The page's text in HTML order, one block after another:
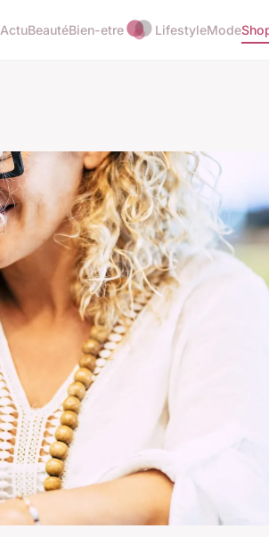
ActuBeautéBien-etre LifestyleMode